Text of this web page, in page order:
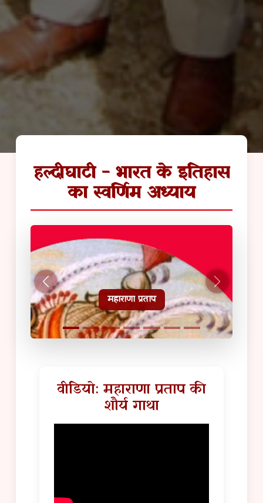
हल्दीघाटी - भारत के इतिहास
का स्वर्णिम अध्याय
हल्दीघाटी टूरिस्ट गाइड
वीडियो: महाराणा प्रताप की
शौर्य गाथा